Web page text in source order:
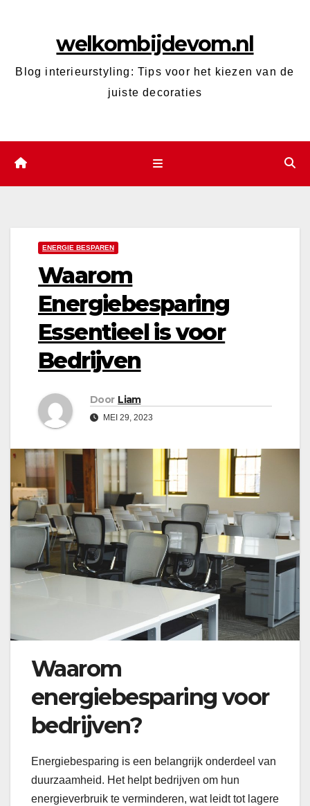
inhoud
welkombijdevom.nl
Blog interieurstyling: Tips voor het kiezen van de
juiste decoraties
ENERGIE BESPAREN
Waarom
Energiebesparing
Essentieel is voor
Bedrijven
Door Liam
MEI 29, 2023
Waarom
energiebesparing voor
bedrijven?
Energiebesparing is een belangrijk onderdeel van
duurzaamheid. Het helpt bedrijven om hun
energieverbruik te verminderen, wat leidt tot lagere